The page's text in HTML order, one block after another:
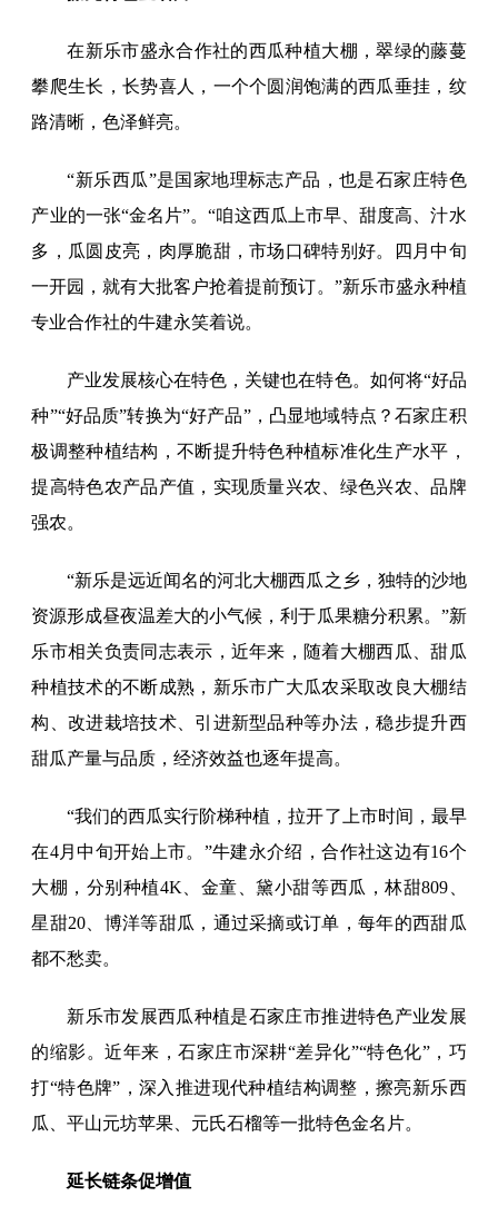
在新乐市盛永合作社的西瓜种植大棚，翠绿的藤蔓
攀爬生长，长势喜人，一个个圆润饱满的西瓜垂挂，纹
路清晰，色泽鲜亮。
“新乐西瓜”是国家地理标志产品，也是石家庄特色
产业的一张“金名片”。“咱这西瓜上市早、甜度高、汁水
多，瓜圆皮亮，肉厚脆甜，市场口碑特别好。四月中旬
一开园，就有大批客户抢着提前预订。”新乐市盛永种植
专业合作社的牛建永笑着说。
产业发展核心在特色，关键也在特色。如何将“好品
种”“好品质”转换为“好产品”，凸显地域特点？石家庄积
极调整种植结构，不断提升特色种植标准化生产水平，
提高特色农产品产值，实现质量兴农、绿色兴农、品牌
强农。
“新乐是远近闻名的河北大棚西瓜之乡，独特的沙地
资源形成昼夜温差大的小气候，利于瓜果糖分积累。”新
乐市相关负责同志表示，近年来，随着大棚西瓜、甜瓜
种植技术的不断成熟，新乐市广大瓜农采取改良大棚结
构、改进栽培技术、引进新型品种等办法，稳步提升西
甜瓜产量与品质，经济效益也逐年提高。
“我们的西瓜实行阶梯种植，拉开了上市时间，最早
在4月中旬开始上市。”牛建永介绍，合作社这边有16个
大棚，分别种植4K、金童、黛小甜等西瓜，林甜809、
星甜20、博洋等甜瓜，通过采摘或订单，每年的西甜瓜
都不愁卖。
新乐市发展西瓜种植是石家庄市推进特色产业发展
的缩影。近年来，石家庄市深耕“差异化”“特色化”，巧
打“特色牌”，深入推进现代种植结构调整，擦亮新乐西
瓜、平山元坊苹果、元氏石榴等一批特色金名片。
延长链条促增值